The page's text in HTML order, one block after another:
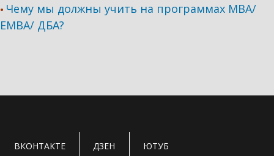
• Чему мы должны учить на программах МВА/
ЕМВА/ ДБА?
ВКОНТАКТЕ ДЗЕН ЮТУБ